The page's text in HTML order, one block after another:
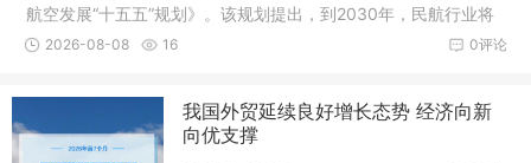
航空发展“十五五”规划》。该规划提出，到2030年，民航行业将
在安全水平、服务能力、基础设施等方面达到国际一流水平，并
0评论
2026-08-08 16
我国外贸延续良好增长态势 经济向新
向优支撑